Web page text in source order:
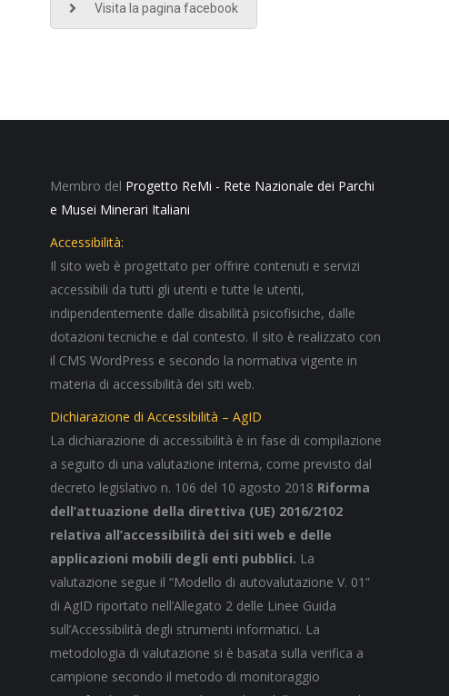
Visita la pagina facebook
Membro del Progetto ReMi - Rete Nazionale dei Parchi
e Musei Minerari Italiani
Accessibilità:
Il sito web è progettato per offrire contenuti e servizi
accessibili da tutti gli utenti e tutte le utenti,
indipendentemente dalle disabilità psicofisiche, dalle
dotazioni tecniche e dal contesto. Il sito è realizzato con
il CMS WordPress e secondo la normativa vigente in
materia di accessibilità dei siti web.
Dichiarazione di Accessibilità – AgID
La dichiarazione di accessibilità è in fase di compilazione
a seguito di una valutazione interna, come previsto dal
decreto legislativo n. 106 del 10 agosto 2018 Riforma
dell’attuazione della direttiva (UE) 2016/2102
relativa all’accessibilità dei siti web e delle
applicazioni mobili degli enti pubblici. La
valutazione segue il “Modello di autovalutazione V. 01”
di AgID riportato nell’Allegato 2 delle Linee Guida
sull’Accessibilità degli strumenti informatici. La
metodologia di valutazione si è basata sulla verifica a
campione secondo il metodo di monitoraggio